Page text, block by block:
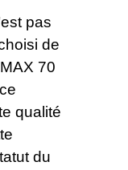
pas
de
70
qualité
du